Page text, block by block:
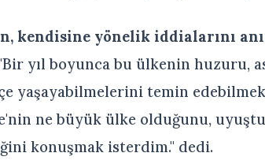
kendisine yönelik iddialarını
yıl boyunca bu ülkenin huzuru,
yaşayabilmelerini temin edebilmek
ne büyük ülke olduğunu,
konuşmak isterdim." dedi.